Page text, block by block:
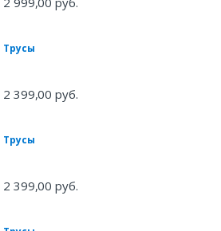
Трусы
2 399,00 руб.
Трусы
2 399,00 руб.